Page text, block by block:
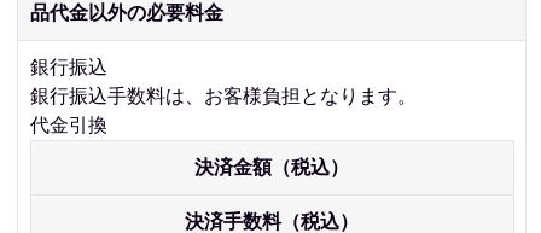
品代金以外の必要料金
銀行振込
銀行振込手数料は、お客様負担となります。
代金引換
決済金額（税込）
決済手数料（税込）